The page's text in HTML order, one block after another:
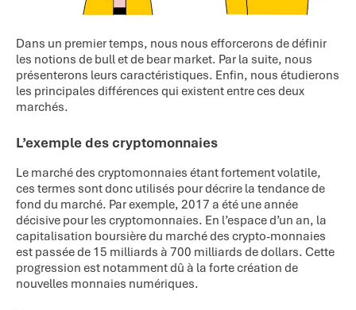
Dans un premier temps, nous nous efforcerons de définir
les notions de bull et de bear market. Par la suite, nous
présenterons leurs caractéristiques. Enfin, nous étudierons
les principales différences qui existent entre ces deux
marchés.
L’exemple des cryptomonnaies
Le marché des cryptomonnaies étant fortement volatile,
ces termes sont donc utilisés pour décrire la tendance de
fond du marché. Par exemple, 2017 a été une année
décisive pour les cryptomonnaies. En l’espace d’un an, la
capitalisation boursière du marché des crypto-monnaies
est passée de 15 milliards à 700 milliards de dollars. Cette
progression est notamment dû à la forte création de
nouvelles monnaies numériques.